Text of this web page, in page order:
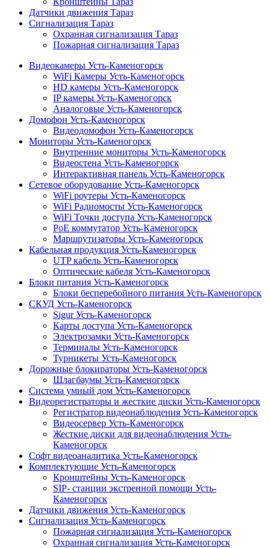
Датчики движения Тараз
Сигнализация Тараз
Охранная сигнализация Тараз
Пожарная сигнализация Тараз
Видеокамеры Усть-Каменогорск
WiFi Камеры Усть-Каменогорск
HD камеры Усть-Каменогорск
IP камеры Усть-Каменогорск
Аналоговые Усть-Каменогорск
Домофон Усть-Каменогорск
Видеодомофон Усть-Каменогорск
Мониторы Усть-Каменогорск
Внутренние мониторы Усть-Каменогорск
Видеостена Усть-Каменогорск
Интерактивная панель Усть-Каменогорск
Сетевое оборудование Усть-Каменогорск
WiFi роутеры Усть-Каменогорск
WiFi Радиомосты Усть-Каменогорск
WiFi Точки доступа Усть-Каменогорск
PoE коммутатор Усть-Каменогорск
Маршрутизаторы Усть-Каменогорск
Кабельная продукция Усть-Каменогорск
UTP кабель Усть-Каменогорск
Оптические кабеля Усть-Каменогорск
Блоки питания Усть-Каменогорск
Блоки бесперебойного питания Усть-Каменогорск
СКУД Усть-Каменогорск
Sigur Усть-Каменогорск
Карты доступа Усть-Каменогорск
Электрозамки Усть-Каменогорск
Терминалы Усть-Каменогорск
Турникеты Усть-Каменогорск
Дорожные блокираторы Усть-Каменогорск
Шлагбаумы Усть-Каменогорск
Система умный дом Усть-Каменогорск
Видеорегистраторы и жесткие диски Усть-Каменогорск
Регистратор видеонаблюдения Усть-Каменогорск
Видеосервер Усть-Каменогорск
Жесткие диски для видеонаблюдения Усть-
Каменогорск
Софт видеоаналитика Усть-Каменогорск
Комплектующие Усть-Каменогорск
Кронштейны Усть-Каменогорск
SIP- станции экстренной помощи Усть-
Каменогорск
Датчики движения Усть-Каменогорск
Сигнализация Усть-Каменогорск
Пожарная сигнализация Усть-Каменогорск
Охранная сигнализация Усть-Каменогорск